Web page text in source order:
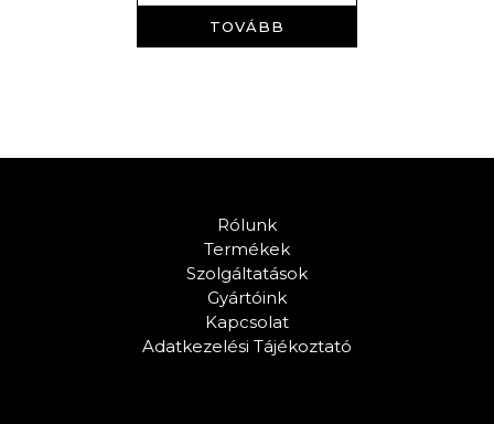
TOVÁBB
Rólunk
Termékek
Szolgáltatások
Gyártóink
Kapcsolat
Adatkezelési Tájékoztató